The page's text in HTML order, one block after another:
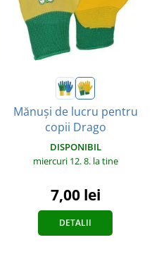
Mănuși de lucru pentru
copii Drago
DISPONIBIL
miercuri 12. 8. la tine
7,00 lei
DETALII